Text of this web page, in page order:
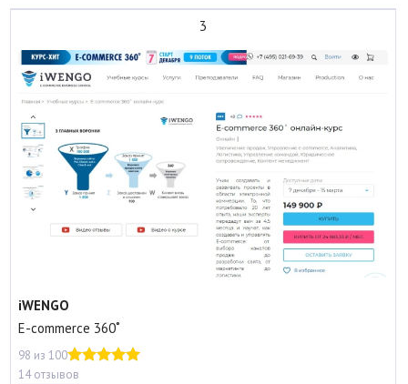
3
iWENGO
E-commerce 360˚
98 из 100
14 отзывов